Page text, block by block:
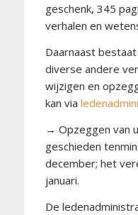
geschenk, 345
verhalen en
Daarnaast
diverse andere
wijzigen en
kan via
→ Opzeggen van
geschieden
december; het
januari.
De